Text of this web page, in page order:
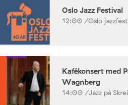
Oslo Jazz Festival
12:00 /Oslo
Kafékonsert med
Wagnberg
14:00 /Jazz på